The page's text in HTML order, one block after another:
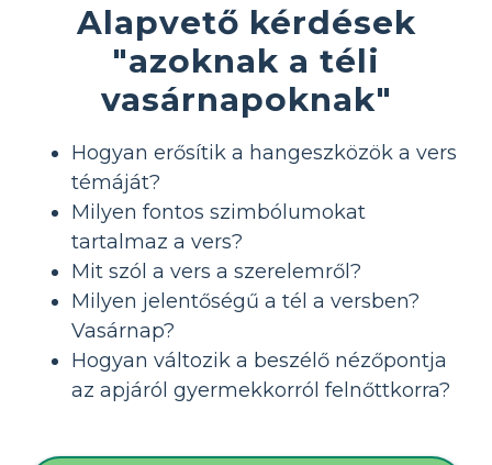
Alapvető kérdések
"azoknak a téli
vasárnapoknak"
Hogyan erősítik a hangeszközök a vers
témáját?
Milyen fontos szimbólumokat
tartalmaz a vers?
Mit szól a vers a szerelemről?
Milyen jelentőségű a tél a versben?
Vasárnap?
Hogyan változik a beszélő nézőpontja
az apjáról gyermekkorról felnőttkorra?